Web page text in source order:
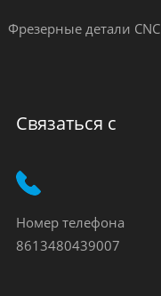
Фрезерные детали CNC
Связаться с
Номер телефона
8613480439007